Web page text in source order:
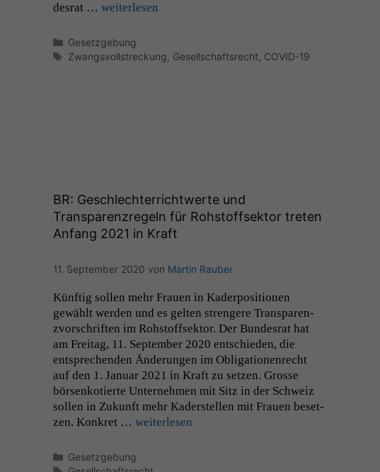
desrat … weit­er­lesen
Kategorien
Gesetzgebung
Schlagwörter
Zwangsvollstreckung Gesellschaftsrecht COVID-19
BR: Geschlechterrichtwerte und
Transparenzregeln für Rohstoffsektor treten
Anfang 2021 in Kraft
11. September 2020 von Martin Rauber
Kün­ftig sollen mehr Frauen in Kader­po­si­tio­nen
gewählt wer­den und es gel­ten stren­gere Trans­paren­
zvorschriften im Rohstoff­sek­tor. Der Bun­desrat hat
am Fre­itag, 11. Sep­tem­ber 2020 entsch­ieden, die
entsprechen­den Änderun­gen im Oblig­a­tio­nen­recht
auf den 1. Jan­u­ar 2021 in Kraft zu set­zen. Grosse
börsenkotierte Unternehmen mit Sitz in der Schweiz
sollen in Zukun­ft mehr Kader­stellen mit Frauen beset­
zen. Konkret … weit­er­lesen
Kategorien
Gesetzgebung